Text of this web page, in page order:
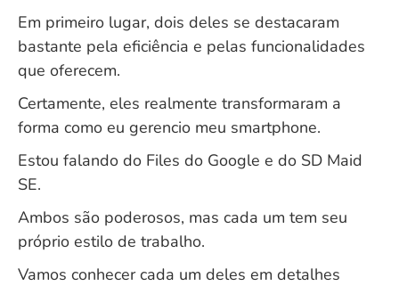
Em primeiro lugar, dois deles se destacaram
bastante pela eficiência e pelas funcionalidades
que oferecem.
Certamente, eles realmente transformaram a
forma como eu gerencio meu smartphone.
Estou falando do Files do Google e do SD Maid
SE.
Ambos são poderosos, mas cada um tem seu
próprio estilo de trabalho.
Vamos conhecer cada um deles em detalhes